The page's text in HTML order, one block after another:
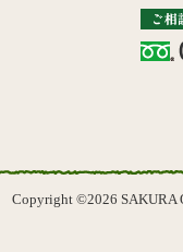
Copyright ©2026 SAKURA